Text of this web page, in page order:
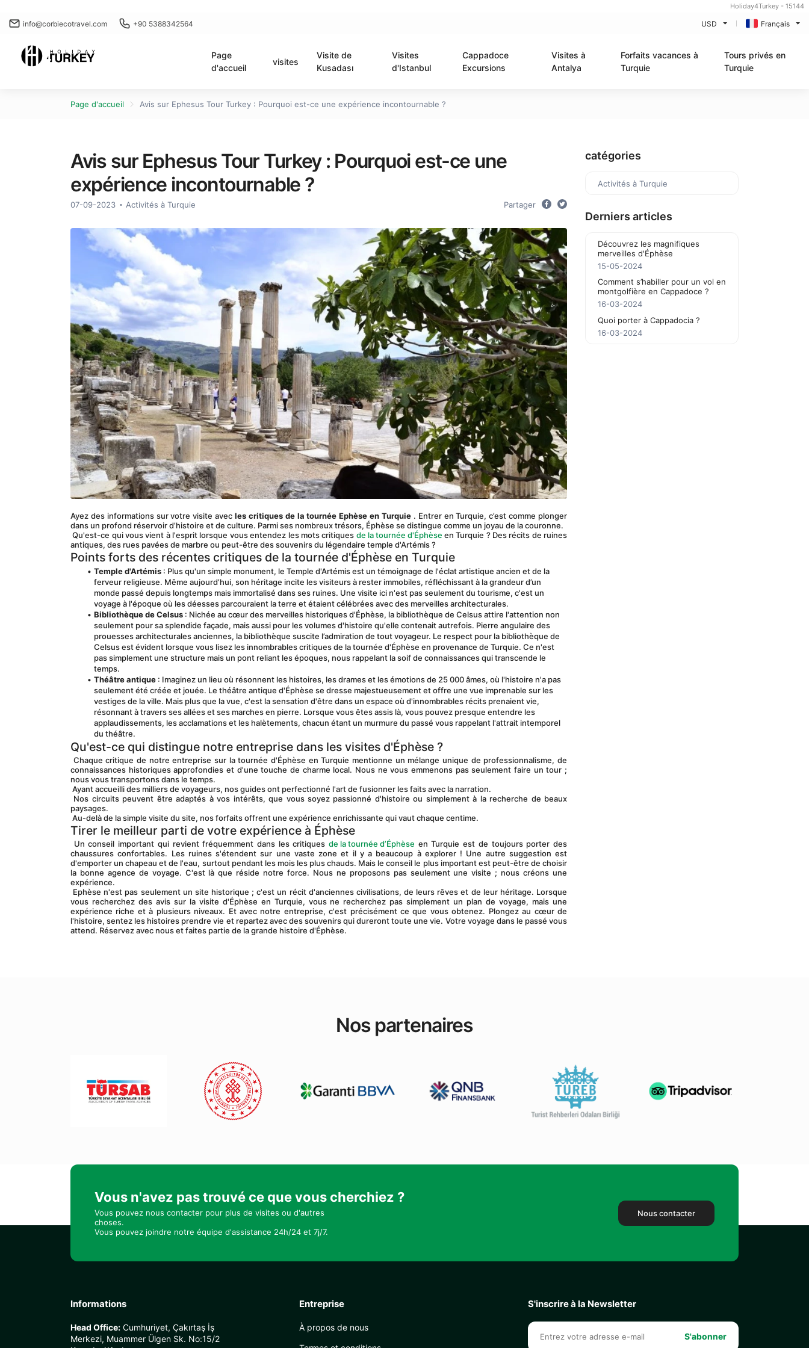
Holiday4Turkey - 15144
info@corbiecotravel.com +90 5388342564 USD Français
Page
d'accueil
visites
Visite de
Kusadası
Visites
d'Istanbul
Cappadoce
Excursions
Visites à
Antalya
Forfaits vacances à
Turquie
Tours privés en
Turquie
Page d'accueil Avis sur Ephesus Tour Turkey : Pourquoi est-ce une expérience incontournable ?
Avis sur Ephesus Tour Turkey : Pourquoi est-ce une
expérience incontournable ?
07-09-2023 Activités à Turquie Partager
Ayez des informations sur votre visite avec les critiques de la tournée Ephèse en Turquie . Entrer en Turquie, c’est comme plonger
dans un profond réservoir d’histoire et de culture. Parmi ses nombreux trésors, Éphèse se distingue comme un joyau de la couronne.
Qu'est-ce qui vous vient à l'esprit lorsque vous entendez les mots critiques de la tournée d'Éphèse en Turquie ? Des récits de ruines
antiques, des rues pavées de marbre ou peut-être des souvenirs du légendaire temple d'Artémis ?
Points forts des récentes critiques de la tournée d'Éphèse en Turquie
Temple d'Artémis : Plus qu'un simple monument, le Temple d'Artémis est un témoignage de l'éclat artistique ancien et de la
ferveur religieuse. Même aujourd’hui, son héritage incite les visiteurs à rester immobiles, réfléchissant à la grandeur d’un
monde passé depuis longtemps mais immortalisé dans ses ruines. Une visite ici n'est pas seulement du tourisme, c'est un
voyage à l'époque où les déesses parcouraient la terre et étaient célébrées avec des merveilles architecturales.
Bibliothèque de Celsus : Nichée au cœur des merveilles historiques d'Éphèse, la bibliothèque de Celsus attire l'attention non
seulement pour sa splendide façade, mais aussi pour les volumes d'histoire qu'elle contenait autrefois. Pierre angulaire des
prouesses architecturales anciennes, la bibliothèque suscite l’admiration de tout voyageur. Le respect pour la bibliothèque de
Celsus est évident lorsque vous lisez les innombrables critiques de la tournée d'Éphèse en provenance de Turquie. Ce n'est
pas simplement une structure mais un pont reliant les époques, nous rappelant la soif de connaissances qui transcende le
temps.
Théâtre antique : Imaginez un lieu où résonnent les histoires, les drames et les émotions de 25 000 âmes, où l'histoire n'a pas
seulement été créée et jouée. Le théâtre antique d'Éphèse se dresse majestueusement et offre une vue imprenable sur les
vestiges de la ville. Mais plus que la vue, c'est la sensation d'être dans un espace où d'innombrables récits prenaient vie,
résonnant à travers ses allées et ses marches en pierre. Lorsque vous êtes assis là, vous pouvez presque entendre les
applaudissements, les acclamations et les halètements, chacun étant un murmure du passé vous rappelant l'attrait intemporel
du théâtre.
Qu'est-ce qui distingue notre entreprise dans les visites d'Éphèse ?
connaissances historiques approfondies et d'une touche de charme local. Nous ne vous emmenons pas seulement faire un tour ;
nous vous transportons dans le temps.
Ayant accueilli des milliers de voyageurs, nos guides ont perfectionné l'art de fusionner les faits avec la narration.
paysages.
Au-delà de la simple visite du site, nos forfaits offrent une expérience enrichissante qui vaut chaque centime.
Tirer le meilleur parti de votre expérience à Éphèse
Un conseil important qui revient fréquemment dans les critiques de la tournée d’Éphèse en Turquie est de toujours porter des
chaussures confortables. Les ruines s'étendent sur une vaste zone et il y a beaucoup à explorer ! Une autre suggestion est
d'emporter un chapeau et de l'eau, surtout pendant les mois les plus chauds. Mais le conseil le plus important est peut-être de choisir
la bonne agence de voyage. C'est là que réside notre force. Nous ne proposons pas seulement une visite ; nous créons une
expérience.
vous recherchez des avis sur la visite d'Éphèse en Turquie, vous ne recherchez pas simplement un plan de voyage, mais une
expérience riche et à plusieurs niveaux. Et avec notre entreprise, c'est précisément ce que vous obtenez. Plongez au cœur de
l'histoire, sentez les histoires prendre vie et repartez avec des souvenirs qui dureront toute une vie. Votre voyage dans le passé vous
attend. Réservez avec nous et faites partie de la grande histoire d'Éphèse.
catégories
Activités à Turquie
Derniers articles
Découvrez les magnifiques
merveilles d'Éphèse
15-05-2024
Comment s’habiller pour un vol en
montgolfière en Cappadoce ?
16-03-2024
Quoi porter à Cappadocia ?
16-03-2024
Nos partenaires
Vous n'avez pas trouvé ce que vous cherchiez ?
Vous pouvez nous contacter pour plus de visites ou d'autres
choses.
Vous pouvez joindre notre équipe d'assistance 24h/24 et 7j/7.
Nous contacter
Informations
Head Office: Cumhuriyet, Çakırtaş İş
Merkezi, Muammer Ülgen Sk. No:15/2
Entreprise
À propos de nous
S'inscrire à la Newsletter
S'abonner